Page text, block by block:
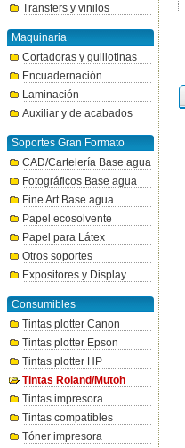
Transfers y vinilos
Maquinaria
Cortadoras y guillotinas
Encuadernación
Laminación
Auxiliar y de acabados
Soportes Gran Formato
CAD/Cartelería Base agua
Fotográficos Base agua
Fine Art Base agua
Papel ecosolvente
Papel para Látex
Otros soportes
Expositores y Display
Consumibles
Tintas plotter Canon
Tintas plotter Epson
Tintas plotter HP
Tintas Roland/Mutoh
Tintas impresora
Tintas compatibles
Tóner impresora